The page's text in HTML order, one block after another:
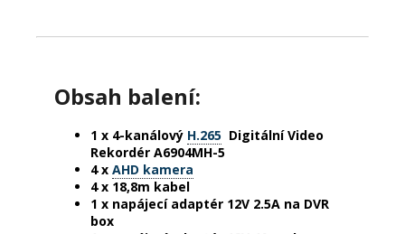
Obsah balení:
1 x 4-kanálový H.265 Digitální Video
Rekordér A6904MH-5
4 x AHD kamera
4 x 18,8m kabel
1 x napájecí adaptér 12V 2.5A na DVR
box